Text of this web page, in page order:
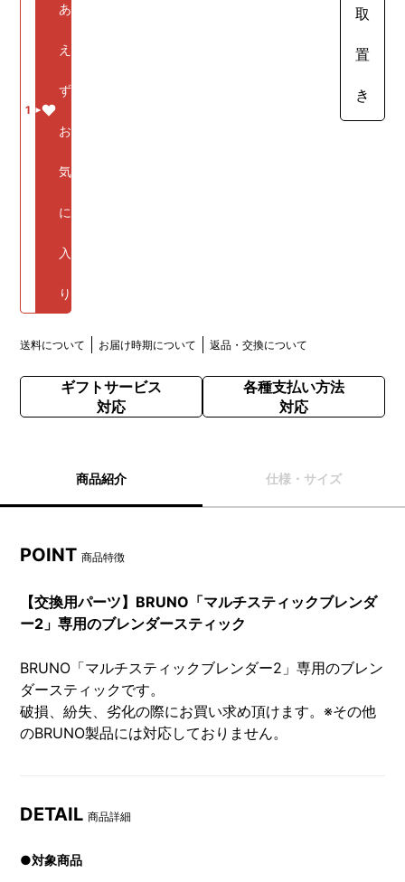
1
あ
え
ず
お
気
に
入
り
取
置
き
送料について お届け時期について 返品・交換について
ギフトサービス
対応
各種支払い方法
対応
商品紹介 仕様・サイズ
POINT商品特徴
【交換用パーツ】BRUNO「マルチスティックブレンダ
ー2」専用のブレンダースティック
BRUNO「マルチスティックブレンダー2」専用のブレン
ダースティックです。
破損、紛失、劣化の際にお買い求め頂けます。※その他
のBRUNO製品には対応しておりません。
DETAIL商品詳細
●対象商品